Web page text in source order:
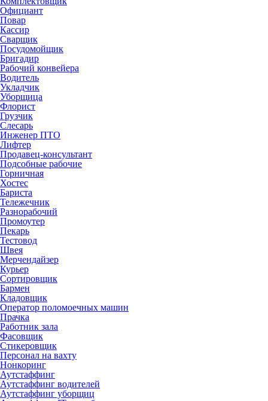
Официант
Повар
Кассир
Сварщик
Посудомойщик
Бригадир
Рабочий конвейера
Водитель
Укладчик
Уборщица
Флорист
Грузчик
Слесарь
Инженер ПТО
Лифтер
Продавец-консультант
Подсобные рабочие
Горничная
Хостес
Бариста
Тележечник
Разнорабочий
Промоутер
Пекарь
Тестовод
Швея
Мерчендайзер
Курьер
Сортировщик
Бармен
Кладовщик
Оператор поломоечных машин
Прачка
Работник зала
Фасовщик
Стикеровщик
Персонал на вахту
Нонкоринг
Аутстаффинг
Аутстаффинг водителей
Аутстаффинг уборщиц